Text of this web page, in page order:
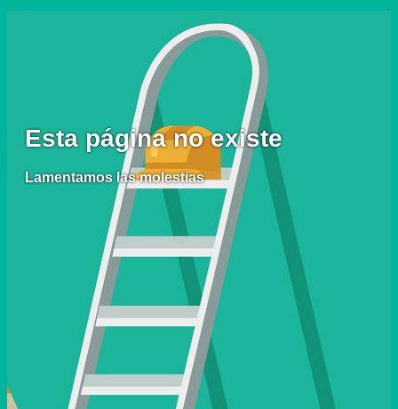
Esta página no existe
Lamentamos las molestias